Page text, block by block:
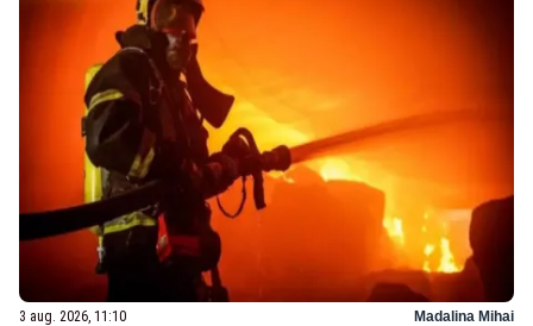
3 aug. 2026, 11:10 Madalina Mihai